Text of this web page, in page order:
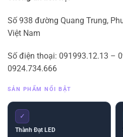
Số 938 đường Quang Trung,
Việt Nam
Số điện thoại: 091993.12.13 –
0924.734.666
SẢN PHẨM NỔI BẬT
✓
Thành Đạt LED